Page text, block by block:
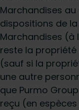
Marchandises
dispositions de
Marchandises (à
reste la propriété
(sauf si la
une autre
que Purmo
reçu (en